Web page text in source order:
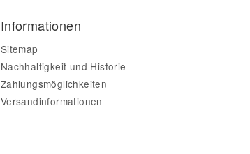
Informationen
Sitemap
Nachhaltigkeit und Historie
Zahlungsmöglichkeiten
Versandinformationen